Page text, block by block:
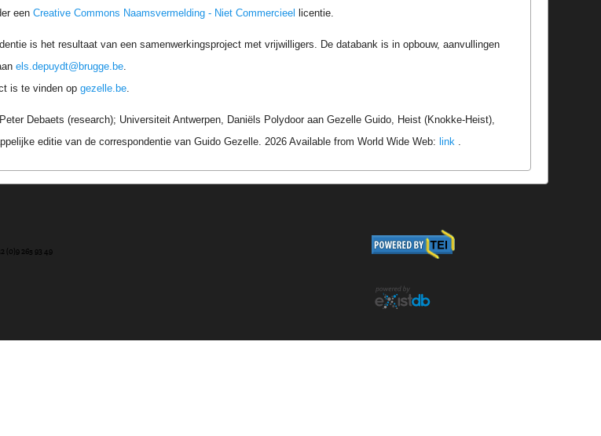
eenCreative Commons Naamsvermelding - Niet Commercieel licentie.
is het resultaat van een samenwerkingsproject met vrijwilligers. De databank is in opbouw, aanvullingen
els.depuydt@brugge.be.
is te vinden opgezelle.be.
Debaets (research); Universiteit Antwerpen, Daniëls Polydoor aan Gezelle Guido, Heist (Knokke-Heist),
editie van de correspondentie van Guido Gezelle. 2026 Available from World Wide Web: link .
(0)9 265 93 49